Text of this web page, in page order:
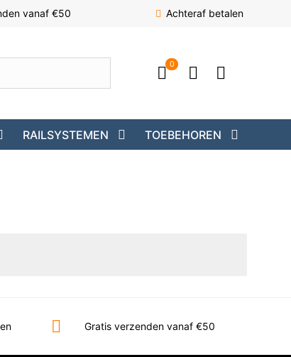
vanaf €50 Achteraf betalen
0
RAILSYSTEMEN TOEBEHOREN
Gratis verzenden vanaf €50